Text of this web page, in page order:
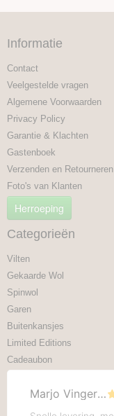
Informatie
Contact
Veelgestelde vragen
Algemene Voorwaarden
Privacy Policy
Garantie & Klachten
Gastenboek
Verzenden en Retourneren
Foto's van Klanten
Herroeping
Categorieën
Vilten
Gekaarde Wol
Spinwol
Garen
Buitenkansjes
Limited Editions
Cadeaubon